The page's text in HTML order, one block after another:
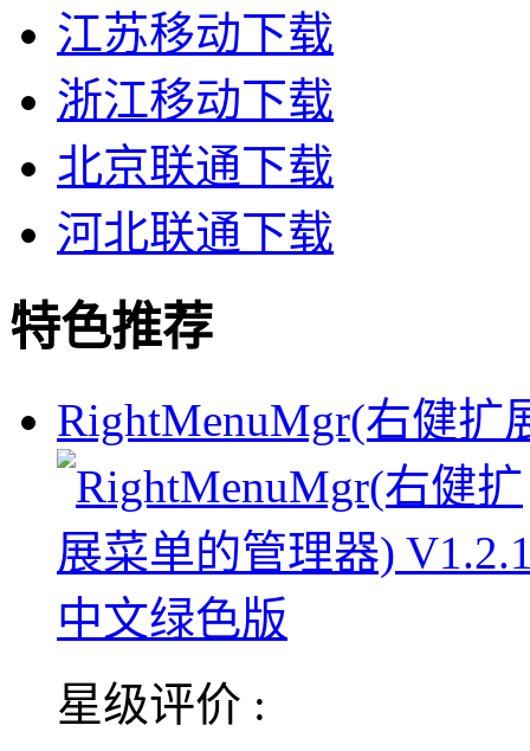
江苏移动下载
浙江移动下载
北京联通下载
河北联通下载
特色推荐
RightMenuMgr(右健扩
星级评价 :